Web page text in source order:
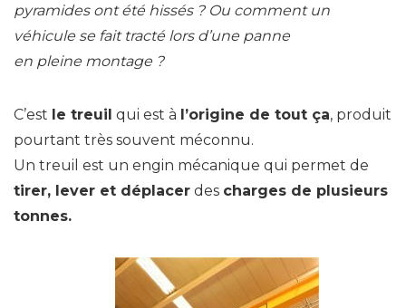
pyramides ont été hissés ? Ou comment un
véhicule se fait tracté lors d’une panne
en pleine montage ?
C’est le treuil qui est à l’origine de tout ça, produit
pourtant très souvent méconnu.
Un treuil est un engin mécanique qui permet de
tirer, lever et déplacer des charges de plusieurs
tonnes.